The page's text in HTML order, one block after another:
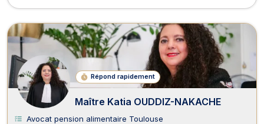
Répond rapidement
Maître Katia OUDDIZ-NAKACHE
Avocat pension alimentaire Toulouse